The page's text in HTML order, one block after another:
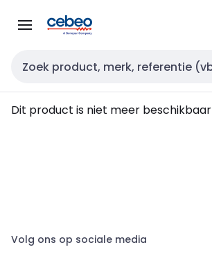
naar
naar
Zoekveld invoer
Dit product is niet meer beschikbaar
Volg ons op sociale media